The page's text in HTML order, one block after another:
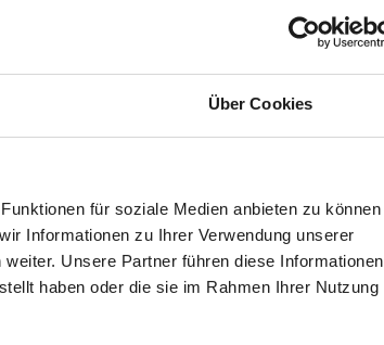
Über Cookies
für soziale Medien anbieten zu können
Informationen zu Ihrer Verwendung unserer
Unsere Partner führen diese Informationen
haben oder die sie im Rahmen Ihrer Nutzung